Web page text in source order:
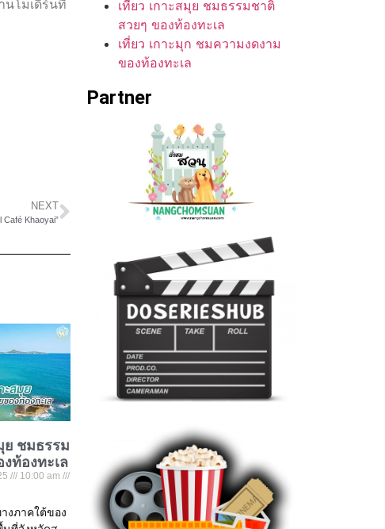
นโมเดิร์นที่
NEXT
Khaoyai”
ย ชมธรรม
ท้องทะเล
10:00 am
งภาคใต้ของ
เที่ยว เกาะสมุย ชมธรรมชาติ
สวยๆ ของท้องทะเล
เที่ยว เกาะมุก ชมความงดงาม
ของท้องทะเล
Partner